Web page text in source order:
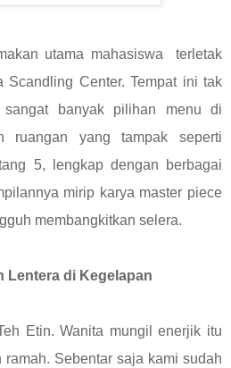
utama mahasiswa terletak
Scandling Center. Tempat ini tak
sangat banyak pilihan menu di
ruangan yang tampak seperti
5, lengkap dengan berbagai
mirip karya master piece
membangkitkan selera.
Lentera di Kegelapan
Etin. Wanita mungil enerjik itu
ramah. Sebentar saja kami sudah